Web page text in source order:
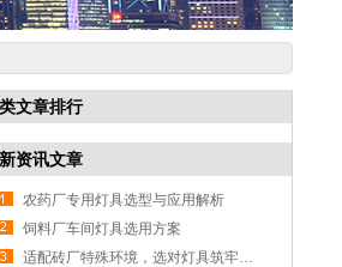
文章排行
资讯文章
农药厂专用灯具选型与应用解析
饲料厂车间灯具选用方案
适配砖厂特殊环境，选对灯具筑牢生产安全线